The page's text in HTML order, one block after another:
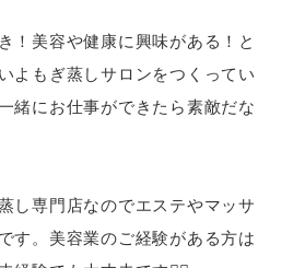
！美容や健康に興味がある！と
よもぎ蒸しサロンをつくってい
緒にお仕事ができたら素敵だな
し専門店なのでエステやマッサ
す。美容業のご経験がある方は